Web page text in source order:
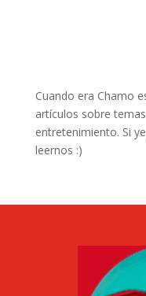
Cuando era Chamo
artículos sobre
entretenimiento. Si
leernos :)